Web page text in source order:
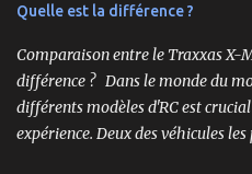
moteur, ni servo, ni ESC, ni batterie.
Quelle est la différence ?
Comparaison entre le Traxxas X-
différence ? Dans le monde du
différents modèles d'RC est
expérience. Deux des véhicules